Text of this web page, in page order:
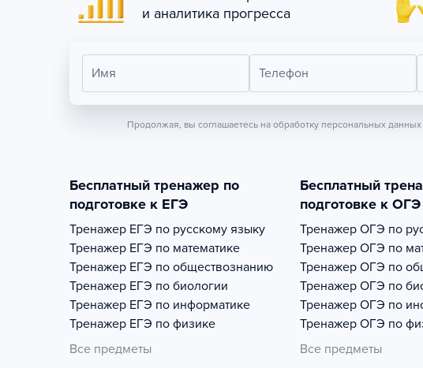
и аналитика прогресса
Имя Телефон
Продолжая, вы соглашаетесь на обработку персональных данных
Бесплатный тренажер по
подготовке к ЕГЭ
Тренажер ЕГЭ по русскому языку
Тренажер ЕГЭ по математике
Тренажер ЕГЭ по обществознанию
Тренажер ЕГЭ по биологии
Тренажер ЕГЭ по информатике
Тренажер ЕГЭ по физике
Все предметы
Бесплатный
подготовке к ОГЭ
Тренажер ОГЭ по
Тренажер ОГЭ по
Тренажер ОГЭ по
Тренажер ОГЭ по
Тренажер ОГЭ по
Тренажер ОГЭ по
Все предметы